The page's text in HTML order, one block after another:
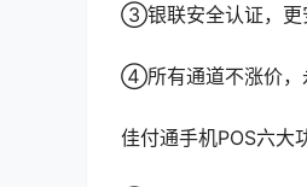
③银联安全认证，更
④所有通道不涨价，
佳付通手机POS六大